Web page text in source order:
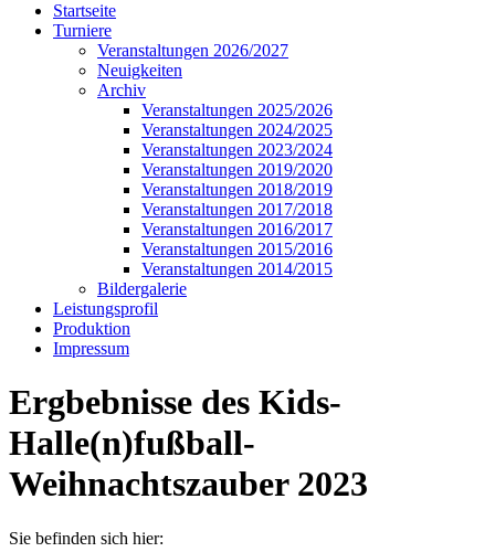
Startseite
Turniere
Veranstaltungen 2026/2027
Neuigkeiten
Archiv
Veranstaltungen 2025/2026
Veranstaltungen 2024/2025
Veranstaltungen 2023/2024
Veranstaltungen 2019/2020
Veranstaltungen 2018/2019
Veranstaltungen 2017/2018
Veranstaltungen 2016/2017
Veranstaltungen 2015/2016
Veranstaltungen 2014/2015
Bildergalerie
Leistungsprofil
Produktion
Impressum
Ergbebnisse des Kids-
Halle(n)fußball-
Weihnachtszauber 2023
Sie befinden sich hier: